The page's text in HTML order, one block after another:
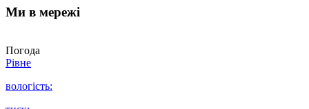
Ми в мережі
Погода
Рівне
вологість: